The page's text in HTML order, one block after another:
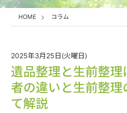
HOME コラム
2025年3月25日(火曜日)
遺品整理と生前整
者の違いと生前整理
て解説